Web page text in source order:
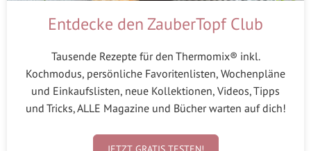
Entdecke den ZauberTopf Club
Tausende Rezepte für den Thermomix® inkl.
Kochmodus, persönliche Favoritenlisten, Wochenpläne
und Einkaufslisten, neue Kollektionen, Videos, Tipps
und Tricks, ALLE Magazine und Bücher warten auf dich!